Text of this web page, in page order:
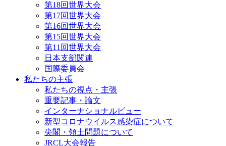
第18回世界大会
第17回世界大会
第16回世界大会
第15回世界大会
第11回世界大会
日本支部関連
国際委員会
私たちの主張
私たちの視点・主張
重要記事・論文
インターナショナルビュー
新型コロナウイルス感染症について
尖閣・領土問題について
JRCL大会報告